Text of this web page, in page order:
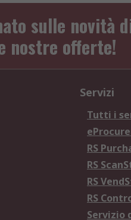
sulle novità
nostre offerte!
Servizi
Tutti i
RS
RS
RS
RS
Servizio